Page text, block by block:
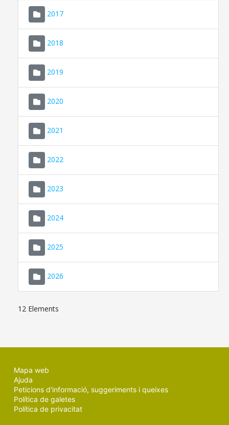
2017
2018
2019
2020
2021
2022
2023
2024
2025
2026
12 Elements
Mapa web
Ajuda
Peticions d'informació, suggeriments i queixes
Política de galetes
Política de privacitat